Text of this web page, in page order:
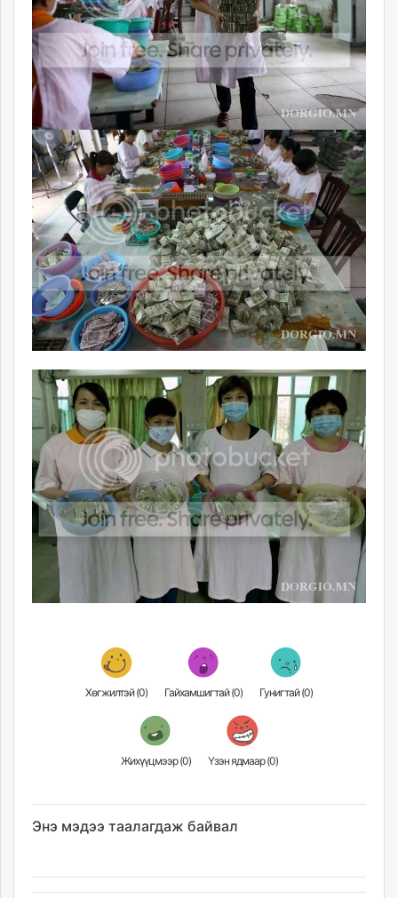
Хөгжилтэй (0) Гайхамшигтай (0) Гунигтай (0)
Жихүүцмээр (0) Үзэн ядмаар (0)
Энэ мэдээ таалагдаж байвал